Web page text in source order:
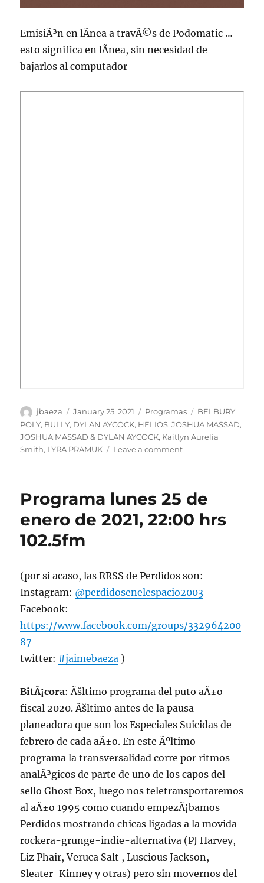
EmisiÃ³n en lÃ­nea a travÃ©s de Podomatic …
esto significa en lÃ­nea, sin necesidad de
bajarlos al computador
Author
jbaeza
Posted
on
January 25, 2021 Categories
Programas Tags
BELBURY
POLY, BULLY, DYLAN AYCOCK, HELIOS,JOSHUA MASSAD,
JOSHUA MASSAD & DYLAN AYCOCK, Kaitlyn Aurelia
Smith, LYRA PRAMUK Leave a commenton
25
enero
Programa lunes 25 de
enero de 2021, 22:00 hrs
102.5fm
(por si acaso, las RRSS de Perdidos son:
Instagram: @perdidosenelespacio2003
Facebook:
https://www.facebook.com/groups/332964200
87
twitter: #jaimebaeza )
BitÃ¡cora: Ãšltimo programa del puto aÃ±o
fiscal 2020. Ãšltimo antes de la pausa
planeadora que son los Especiales Suicidas de
febrero de cada aÃ±o. En este Ãºltimo
programa la transversalidad corre por ritmos
analÃ³gicos de parte de uno de los capos del
sello Ghost Box, luego nos teletransportaremos
al aÃ±o 1995 como cuando empezÃ¡bamos
Perdidos mostrando chicas ligadas a la movida
rockera-grunge-indie-alternativa (PJ Harvey,
Liz Phair, Veruca Salt , Luscious Jackson,
Sleater-Kinney y otras) pero sin movernos del